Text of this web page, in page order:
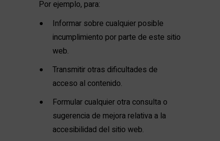
Por ejemplo, para:
Informar sobre cualquier posible
incumplimiento por parte de este sitio
web.
Transmitir otras dificultades de
acceso al contenido.
Formular cualquier otra consulta o
sugerencia de mejora relativa a la
accesibilidad del sitio web.